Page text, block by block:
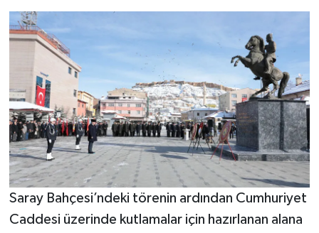
Saray Bahçesi’ndeki törenin ardından Cumhuriyet
Caddesi üzerinde kutlamalar için hazırlanan alana